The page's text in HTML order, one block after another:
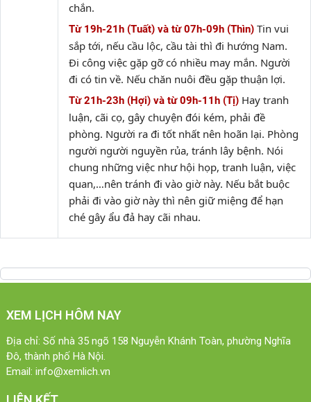
chắn.
Từ 19h-21h (Tuất) và từ 07h-09h (Thìn) Tin vui
sắp tới, nếu cầu lộc, cầu tài thì đi hướng Nam.
Đi công việc gặp gỡ có nhiều may mắn. Người
đi có tin về. Nếu chăn nuôi đều gặp thuận lợi.
Từ 21h-23h (Hợi) và từ 09h-11h (Tị) Hay tranh
luận, cãi cọ, gây chuyện đói kém, phải đề
phòng. Người ra đi tốt nhất nên hoãn lại. Phòng
người người nguyền rủa, tránh lây bệnh. Nói
chung những việc như hội họp, tranh luận, việc
quan,…nên tránh đi vào giờ này. Nếu bắt buộc
phải đi vào giờ này thì nên giữ miệng để hạn
ché gây ẩu đả hay cãi nhau.
XEM LỊCH HÔM NAY
Địa chỉ: Số nhà 35 ngõ 158 Nguyễn Khánh Toàn, phường Nghĩa
Đô, thành phố Hà Nội.
Email: info@xemlich.vn